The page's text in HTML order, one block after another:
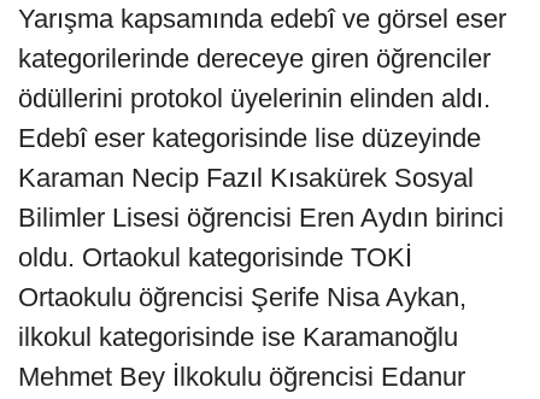
Yarışma kapsamında edebî ve görsel eser
kategorilerinde dereceye giren öğrenciler
ödüllerini protokol üyelerinin elinden aldı.
Edebî eser kategorisinde lise düzeyinde
Karaman Necip Fazıl Kısakürek Sosyal
Bilimler Lisesi öğrencisi Eren Aydın birinci
oldu. Ortaokul kategorisinde TOKİ
Ortaokulu öğrencisi Şerife Nisa Aykan,
ilkokul kategorisinde ise Karamanoğlu
Mehmet Bey İlkokulu öğrencisi Edanur